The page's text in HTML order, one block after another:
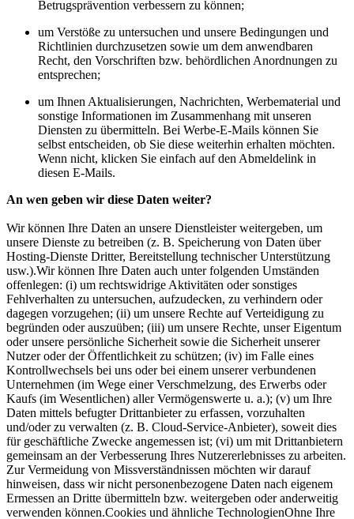
Betrugsprävention verbessern zu können;
um Verstöße zu untersuchen und unsere Bedingungen und
Richtlinien durchzusetzen sowie um dem anwendbaren
Recht, den Vorschriften bzw. behördlichen Anordnungen zu
entsprechen;
um Ihnen Aktualisierungen, Nachrichten, Werbematerial und
sonstige Informationen im Zusammenhang mit unseren
Diensten zu übermitteln. Bei Werbe-E-Mails können Sie
selbst entscheiden, ob Sie diese weiterhin erhalten möchten.
Wenn nicht, klicken Sie einfach auf den Abmeldelink in
diesen E-Mails.
An wen geben wir diese Daten weiter?
Wir können Ihre Daten an unsere Dienstleister weitergeben, um
unsere Dienste zu betreiben (z. B. Speicherung von Daten über
Hosting-Dienste Dritter, Bereitstellung technischer Unterstützung
usw.).Wir können Ihre Daten auch unter folgenden Umständen
offenlegen: (i) um rechtswidrige Aktivitäten oder sonstiges
Fehlverhalten zu untersuchen, aufzudecken, zu verhindern oder
dagegen vorzugehen; (ii) um unsere Rechte auf Verteidigung zu
begründen oder auszuüben; (iii) um unsere Rechte, unser Eigentum
oder unsere persönliche Sicherheit sowie die Sicherheit unserer
Nutzer oder der Öffentlichkeit zu schützen; (iv) im Falle eines
Kontrollwechsels bei uns oder bei einem unserer verbundenen
Unternehmen (im Wege einer Verschmelzung, des Erwerbs oder
Kaufs (im Wesentlichen) aller Vermögenswerte u. a.); (v) um Ihre
Daten mittels befugter Drittanbieter zu erfassen, vorzuhalten
und/oder zu verwalten (z. B. Cloud-Service-Anbieter), soweit dies
für geschäftliche Zwecke angemessen ist; (vi) um mit Drittanbietern
gemeinsam an der Verbesserung Ihres Nutzererlebnisses zu arbeiten.
Zur Vermeidung von Missverständnissen möchten wir darauf
hinweisen, dass wir nicht personenbezogene Daten nach eigenem
Ermessen an Dritte übermitteln bzw. weitergeben oder anderweitig
verwenden können.Cookies und ähnliche TechnologienOhne Ihre